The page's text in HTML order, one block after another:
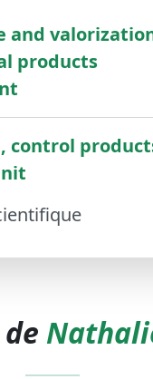
and
products
control